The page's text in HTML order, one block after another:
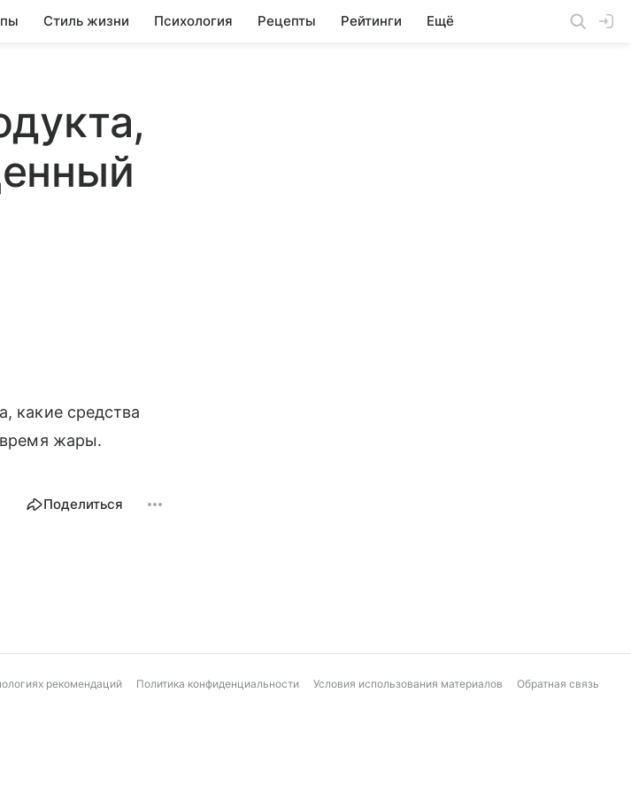
Стиль жизни Психология Рецепты Рейтинги Ещё
какие средства
время жары.
Поделиться
рекомендаций Политика конфиденциальности Условия использования материалов Обратная связь